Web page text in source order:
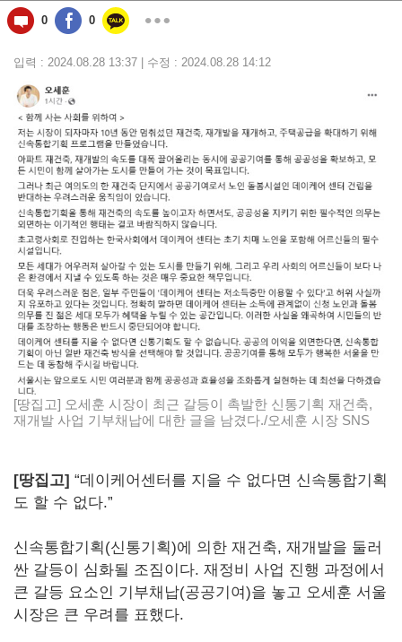
동)
0 0
입력 : 2024.08.28 13:37 | 수정 : 2024.08.28 14:12
[땅집고] 오세훈 시장이 최근 갈등이 촉발한 신통기획 재건축,
재개발 사업 기부채납에 대한 글을 남겼다./오세훈 시장 SNS
[땅집고] “데이케어센터를 지을 수 없다면 신속통합기획
도 할 수 없다.”
신속통합기획(신통기획)에 의한 재건축, 재개발을 둘러
싼 갈등이 심화될 조짐이다. 재정비 사업 진행 과정에서
큰 갈등 요소인 기부채납(공공기여)을 놓고 오세훈 서울
시장은 큰 우려를 표했다.